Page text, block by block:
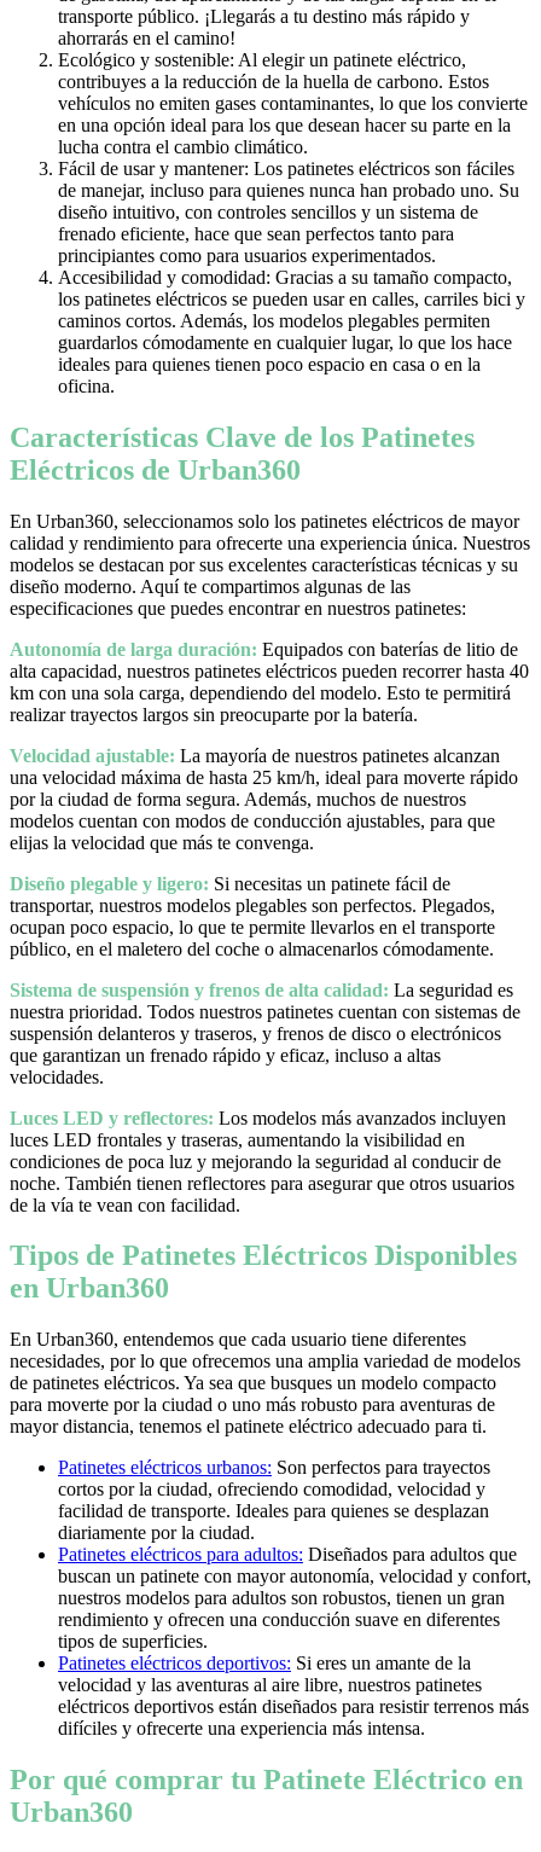
transporte público. ¡Llegarás a tu destino más rápido y
ahorrarás en el camino!
Ecológico y sostenible: Al elegir un patinete eléctrico,
contribuyes a la reducción de la huella de carbono. Estos
vehículos no emiten gases contaminantes, lo que los convierte
en una opción ideal para los que desean hacer su parte en la
lucha contra el cambio climático.
Fácil de usar y mantener: Los patinetes eléctricos son fáciles
de manejar, incluso para quienes nunca han probado uno. Su
diseño intuitivo, con controles sencillos y un sistema de
frenado eficiente, hace que sean perfectos tanto para
principiantes como para usuarios experimentados.
Accesibilidad y comodidad: Gracias a su tamaño compacto,
los patinetes eléctricos se pueden usar en calles, carriles bici y
caminos cortos. Además, los modelos plegables permiten
guardarlos cómodamente en cualquier lugar, lo que los hace
ideales para quienes tienen poco espacio en casa o en la
oficina.
Características Clave de los Patinetes
Eléctricos de Urban360
En Urban360, seleccionamos solo los patinetes eléctricos de mayor
calidad y rendimiento para ofrecerte una experiencia única. Nuestros
modelos se destacan por sus excelentes características técnicas y su
diseño moderno. Aquí te compartimos algunas de las
especificaciones que puedes encontrar en nuestros patinetes:
Autonomía de larga duración: Equipados con baterías de litio de
alta capacidad, nuestros patinetes eléctricos pueden recorrer hasta 40
km con una sola carga, dependiendo del modelo. Esto te permitirá
realizar trayectos largos sin preocuparte por la batería.
Velocidad ajustable: La mayoría de nuestros patinetes alcanzan
una velocidad máxima de hasta 25 km/h, ideal para moverte rápido
por la ciudad de forma segura. Además, muchos de nuestros
modelos cuentan con modos de conducción ajustables, para que
elijas la velocidad que más te convenga.
Diseño plegable y ligero: Si necesitas un patinete fácil de
transportar, nuestros modelos plegables son perfectos. Plegados,
ocupan poco espacio, lo que te permite llevarlos en el transporte
público, en el maletero del coche o almacenarlos cómodamente.
Sistema de suspensión y frenos de alta calidad: La seguridad es
nuestra prioridad. Todos nuestros patinetes cuentan con sistemas de
suspensión delanteros y traseros, y frenos de disco o electrónicos
que garantizan un frenado rápido y eficaz, incluso a altas
velocidades.
Luces LED y reflectores: Los modelos más avanzados incluyen
luces LED frontales y traseras, aumentando la visibilidad en
condiciones de poca luz y mejorando la seguridad al conducir de
noche. También tienen reflectores para asegurar que otros usuarios
de la vía te vean con facilidad.
Tipos de Patinetes Eléctricos Disponibles
en Urban360
En Urban360, entendemos que cada usuario tiene diferentes
necesidades, por lo que ofrecemos una amplia variedad de modelos
de patinetes eléctricos. Ya sea que busques un modelo compacto
para moverte por la ciudad o uno más robusto para aventuras de
mayor distancia, tenemos el patinete eléctrico adecuado para ti.
Patinetes eléctricos urbanos: Son perfectos para trayectos
cortos por la ciudad, ofreciendo comodidad, velocidad y
facilidad de transporte. Ideales para quienes se desplazan
diariamente por la ciudad.
Patinetes eléctricos para adultos: Diseñados para adultos que
buscan un patinete con mayor autonomía, velocidad y confort,
nuestros modelos para adultos son robustos, tienen un gran
rendimiento y ofrecen una conducción suave en diferentes
tipos de superficies.
Patinetes eléctricos deportivos: Si eres un amante de la
velocidad y las aventuras al aire libre, nuestros patinetes
eléctricos deportivos están diseñados para resistir terrenos más
difíciles y ofrecerte una experiencia más intensa.
Por qué comprar tu Patinete Eléctrico en
Urban360